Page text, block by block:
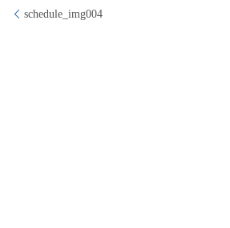
schedule_img004